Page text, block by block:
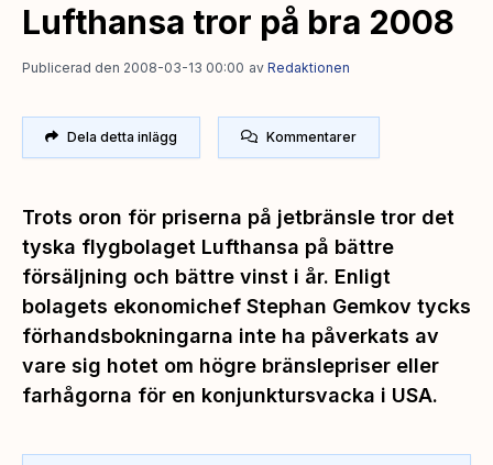
Lufthansa tror på bra 2008
Publicerad den 2008-03-13 00:00 av Redaktionen
Dela detta inlägg Kommentarer
Trots oron för priserna på jetbränsle tror det
tyska flygbolaget Lufthansa på bättre
försäljning och bättre vinst i år. Enligt
bolagets ekonomichef Stephan Gemkov tycks
förhandsbokningarna inte ha påverkats av
vare sig hotet om högre bränslepriser eller
farhågorna för en konjunktursvacka i USA.